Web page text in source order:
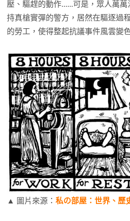
壓、驅趕的動作......可是，眾人萬
持真槍實彈的警方，居然在驅逐過
的勞工，使得整起抗議事件風雲變色
▲ 圖片來源： 私の部屋：世界、歷